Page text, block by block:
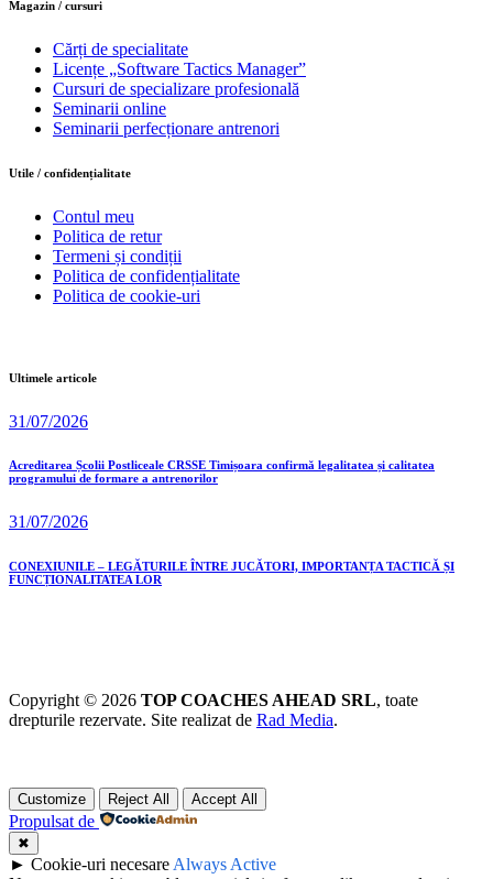
Magazin / cursuri
Cărți de specialitate
Licențe „Software Tactics Manager”
Cursuri de specializare profesională
Seminarii online
Seminarii perfecționare antrenori
Utile / confidențialitate
Contul meu
Politica de retur
Termeni și condiții
Politica de confidențialitate
Politica de cookie-uri
Ultimele articole
31/07/2026
Acreditarea Școlii Postliceale CRSSE Timișoara confirmă legalitatea și calitatea
programului de formare a antrenorilor
31/07/2026
CONEXIUNILE – LEGĂTURILE ÎNTRE JUCĂTORI, IMPORTANȚA TACTICĂ ȘI
FUNCȚIONALITATEA LOR
Copyright © 2026 TOP COACHES AHEAD SRL, toate
drepturile rezervate. Site realizat de Rad Media.
Customize Reject All Accept All
Propulsat de
✖
► Cookie-uri necesare Always Active